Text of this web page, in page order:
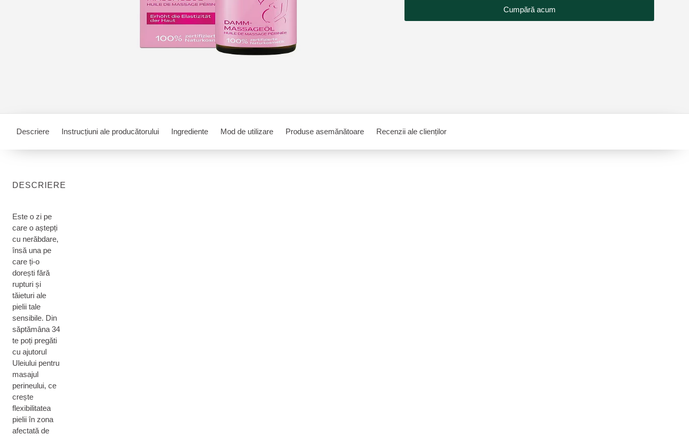
Cumpără acum
Descriere Instrucțiuni ale producătorului Ingrediente Mod de utilizare Produse asemănătoare Recenzii ale clienților
DESCRIERE
Este o zi pe
care o aștepți
cu nerăbdare,
însă una pe
care ți-o
dorești fără
rupturi și
tăieturi ale
pielii tale
sensibile. Din
săptămâna 34
te poți pregăti
cu ajutorul
Uleiului pentru
masajul
perineului, ce
crește
flexibilitatea
pielii în zona
afectată de